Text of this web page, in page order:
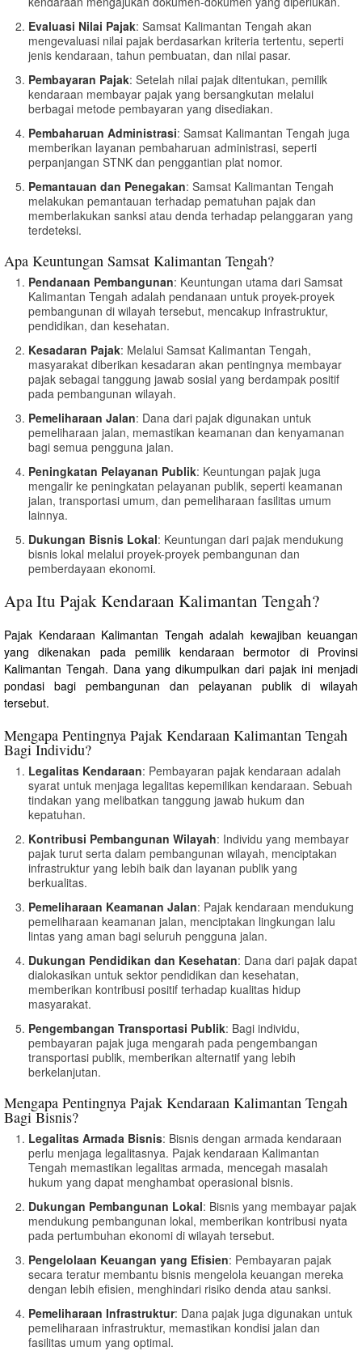
Evaluasi Nilai Pajak: Samsat Kalimantan Tengah akan
mengevaluasi nilai pajak berdasarkan kriteria tertentu, seperti
jenis kendaraan, tahun pembuatan, dan nilai pasar.
Pembayaran Pajak: Setelah nilai pajak ditentukan, pemilik
kendaraan membayar pajak yang bersangkutan melalui
berbagai metode pembayaran yang disediakan.
Pembaharuan Administrasi: Samsat Kalimantan Tengah juga
memberikan layanan pembaharuan administrasi, seperti
perpanjangan STNK dan penggantian plat nomor.
Pemantauan dan Penegakan: Samsat Kalimantan Tengah
melakukan pemantauan terhadap pematuhan pajak dan
memberlakukan sanksi atau denda terhadap pelanggaran yang
terdeteksi.
Apa Keuntungan Samsat Kalimantan Tengah?
Pendanaan Pembangunan: Keuntungan utama dari Samsat
Kalimantan Tengah adalah pendanaan untuk proyek-proyek
pembangunan di wilayah tersebut, mencakup infrastruktur,
pendidikan, dan kesehatan.
Kesadaran Pajak: Melalui Samsat Kalimantan Tengah,
masyarakat diberikan kesadaran akan pentingnya membayar
pajak sebagai tanggung jawab sosial yang berdampak positif
pada pembangunan wilayah.
Pemeliharaan Jalan: Dana dari pajak digunakan untuk
pemeliharaan jalan, memastikan keamanan dan kenyamanan
bagi semua pengguna jalan.
Peningkatan Pelayanan Publik: Keuntungan pajak juga
mengalir ke peningkatan pelayanan publik, seperti keamanan
jalan, transportasi umum, dan pemeliharaan fasilitas umum
lainnya.
Dukungan Bisnis Lokal: Keuntungan dari pajak mendukung
bisnis lokal melalui proyek-proyek pembangunan dan
pemberdayaan ekonomi.
Apa Itu Pajak Kendaraan Kalimantan Tengah?
Pajak Kendaraan Kalimantan Tengah adalah kewajiban keuangan
yang dikenakan pada pemilik kendaraan bermotor di Provinsi
Kalimantan Tengah. Dana yang dikumpulkan dari pajak ini menjadi
pondasi bagi pembangunan dan pelayanan publik di wilayah
tersebut.
Mengapa Pentingnya Pajak Kendaraan Kalimantan Tengah
Bagi Individu?
Legalitas Kendaraan: Pembayaran pajak kendaraan adalah
syarat untuk menjaga legalitas kepemilikan kendaraan. Sebuah
tindakan yang melibatkan tanggung jawab hukum dan
kepatuhan.
Kontribusi Pembangunan Wilayah: Individu yang membayar
pajak turut serta dalam pembangunan wilayah, menciptakan
infrastruktur yang lebih baik dan layanan publik yang
berkualitas.
Pemeliharaan Keamanan Jalan: Pajak kendaraan mendukung
pemeliharaan keamanan jalan, menciptakan lingkungan lalu
lintas yang aman bagi seluruh pengguna jalan.
Dukungan Pendidikan dan Kesehatan: Dana dari pajak dapat
dialokasikan untuk sektor pendidikan dan kesehatan,
memberikan kontribusi positif terhadap kualitas hidup
masyarakat.
Pengembangan Transportasi Publik: Bagi individu,
pembayaran pajak juga mengarah pada pengembangan
transportasi publik, memberikan alternatif yang lebih
berkelanjutan.
Mengapa Pentingnya Pajak Kendaraan Kalimantan Tengah
Bagi Bisnis?
Legalitas Armada Bisnis: Bisnis dengan armada kendaraan
perlu menjaga legalitasnya. Pajak kendaraan Kalimantan
Tengah memastikan legalitas armada, mencegah masalah
hukum yang dapat menghambat operasional bisnis.
Dukungan Pembangunan Lokal: Bisnis yang membayar pajak
mendukung pembangunan lokal, memberikan kontribusi nyata
pada pertumbuhan ekonomi di wilayah tersebut.
Pengelolaan Keuangan yang Efisien: Pembayaran pajak
secara teratur membantu bisnis mengelola keuangan mereka
dengan lebih efisien, menghindari risiko denda atau sanksi.
Pemeliharaan Infrastruktur: Dana pajak juga digunakan untuk
pemeliharaan infrastruktur, memastikan kondisi jalan dan
fasilitas umum yang optimal.